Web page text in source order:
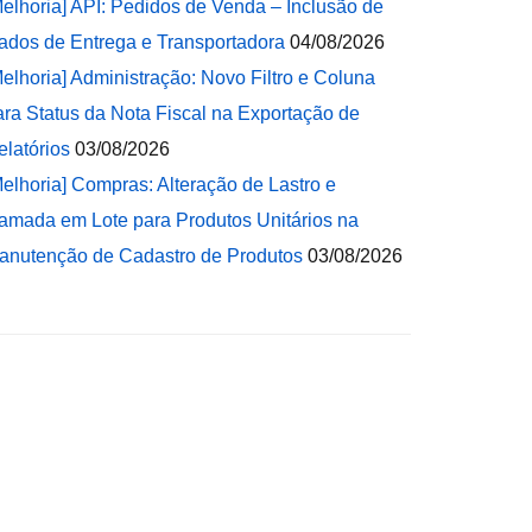
API: Pedidos de Venda – Inclusão de
de Entrega e Transportadora 04/08/2026
Administração: Novo Filtro e Coluna
Status da Nota Fiscal na Exportação de
03/08/2026
Compras: Alteração de Lastro e
em Lote para Produtos Unitários na
de Cadastro de Produtos 03/08/2026